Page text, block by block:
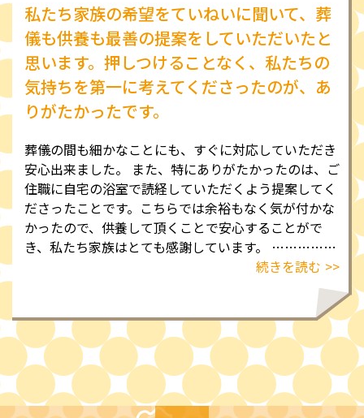
私たち家族の希望をていねいに聞いて、葬
儀も供養も最善の提案をしていただいたと
思います。押しつけることなく、私たちの
気持ちを第一に考えてくださったのが、あ
りがたかったです。
葬儀の間も細かなことにも、すぐに対応していただき
安心出来ました。
また、特にありがたかったのは、ご
住職に自宅の浴室で読経していただくよう提案してく
ださったことです。こちらでは余裕もなく気が付かな
かったので、供養して頂くことで安心することがで
き、私たち家族はとても感謝しています。 ……………
続きを読む